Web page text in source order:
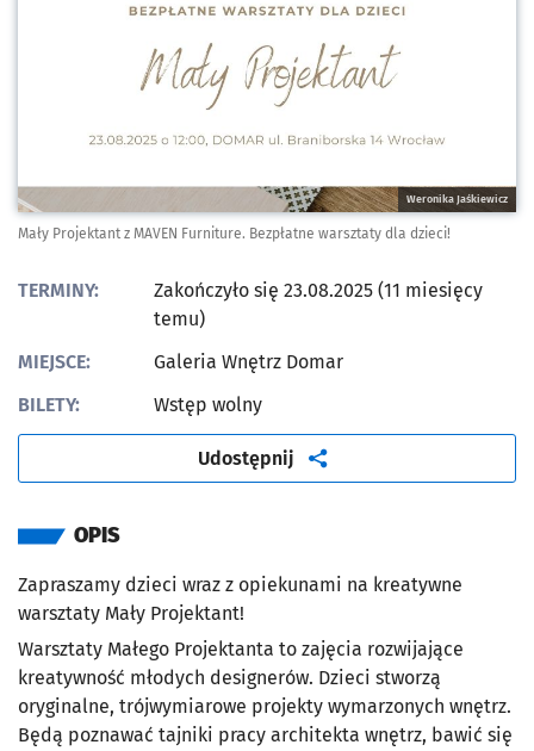
Weronika Jaśkiewicz
Mały Projektant z MAVEN Furniture. Bezpłatne warsztaty dla dzieci!
TERMINY:
Zakończyło się 23.08.2025 (11 miesięcy
temu)
MIEJSCE:
Galeria Wnętrz Domar
BILETY:
Wstęp wolny
Udostępnij artykuł
OPIS
Zapraszamy dzieci wraz z opiekunami na kreatywne
warsztaty Mały Projektant!
Warsztaty Małego Projektanta to zajęcia rozwijające
kreatywność młodych designerów. Dzieci stworzą
oryginalne, trójwymiarowe projekty wymarzonych wnętrz.
Będą poznawać tajniki pracy architekta wnętrz, bawić się